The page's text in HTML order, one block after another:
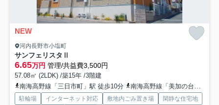
NEW
河内長野市小塩町
サンフェリスタⅡ
6.65万円 管理/共益費3,500円
57.08㎡ (2LDK) /築15年 /3階建
南海高野線「三日市町」駅 徒歩10分
南海高野線「美加の台」駅 徒歩23分
駐輪場 インターネット対応 敷地内ごみ置き場
閑静な住宅地